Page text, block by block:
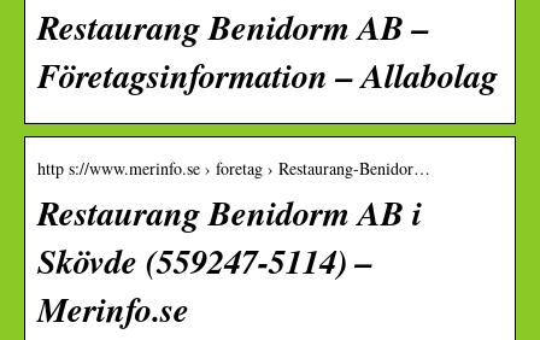
Restaurang Benidorm AB –
Företagsinformation – Allabolag
http s://www.merinfo.se › foretag › Restaurang-Benidor…
Restaurang Benidorm AB i
Skövde (559247-5114) –
Merinfo.se